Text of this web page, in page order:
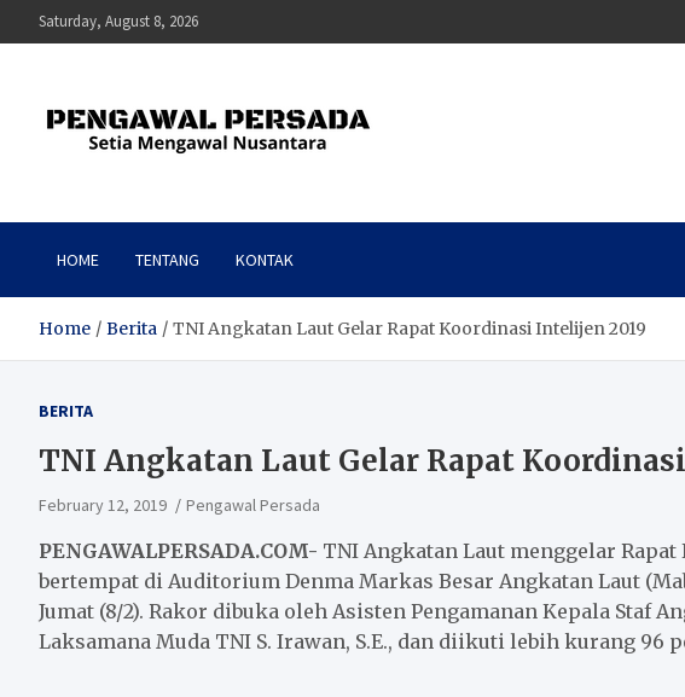
to
Saturday, August 8, 2026
Pengawal Persada
HOME TENTANG KONTAK
Home Berita TNI Angkatan Laut Gelar Rapat Koordinasi Intelijen 2019
BERITA
TNI Angkatan Laut Gelar Rapat
February 12, 2019 Pengawal Persada
PENGAWALPERSADA.COM- TNI Angkatan Laut menggelar
bertempat di Auditorium Denma Markas Besar Angkatan Laut
Jumat (8/2). Rakor dibuka oleh Asisten Pengamanan Kepala Staf
Laksamana Muda TNI S. Irawan, S.E., dan diikuti lebih kurang 96